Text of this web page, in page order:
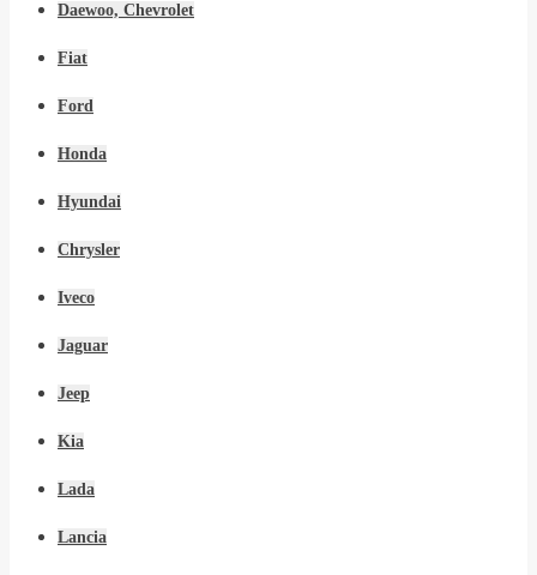
Daewoo, Chevrolet
Fiat
Ford
Honda
Hyundai
Chrysler
Iveco
Jaguar
Jeep
Kia
Lada
Lancia